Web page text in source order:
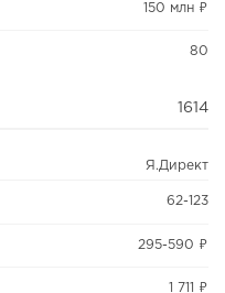
150 млн ₽
80
1614
Я.Директ
62-123
295-590 ₽
1 711 ₽